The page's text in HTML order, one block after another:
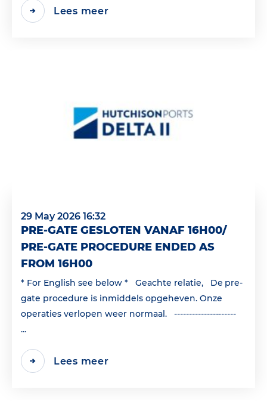
Lees meer
29 May 2026 16:32
PRE-GATE GESLOTEN VANAF 16H00/
PRE-GATE PROCEDURE ENDED AS
FROM 16H00
* For English see below * Geachte relatie, De pre-
gate procedure is inmiddels opgeheven. Onze
operaties verlopen weer normaal. ---------------------
...
Lees meer